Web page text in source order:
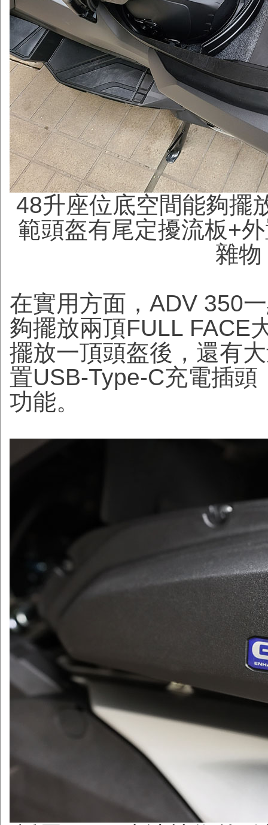
48升座位底空間能夠擺
範頭盔有尾定擾流板+
雜
在實用方面，ADV 350
夠擺放兩頂FULL FACE
擺放一頂頭盔後，還有
置USB-Type-C充電插
功能。